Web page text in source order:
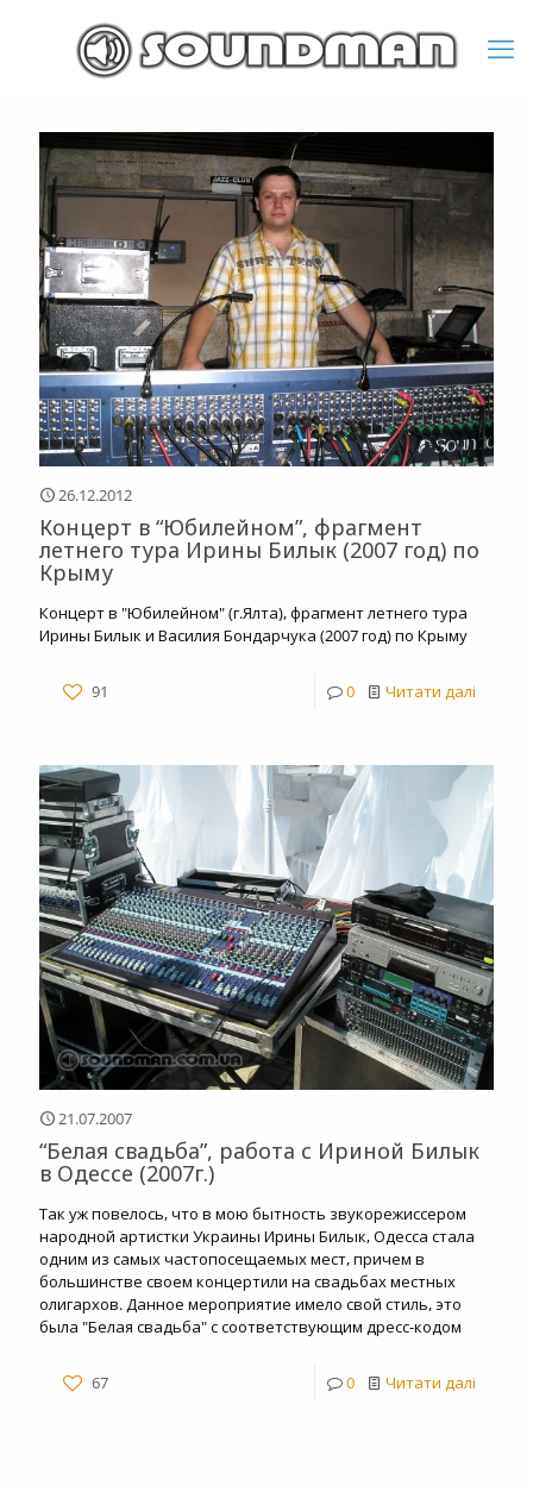
26.12.2012
Концерт в “Юбилейном”, фрагмент
летнего тура Ирины Билык (2007 год) по
Крыму
Концерт в "Юбилейном" (г.Ялта), фрагмент летнего тура
Ирины Билык и Василия Бондарчука (2007 год) по Крыму
91 0 Читати далі
21.07.2007
“Белая свадьба”, работа с Ириной Билык
в Одессе (2007г.)
Так уж повелось, что в мою бытность звукорежиссером
народной артистки Украины Ирины Билык, Одесса стала
одним из самых частопосещаемых мест, причем в
большинстве своем концертили на свадьбах местных
олигархов. Данное мероприятие имело свой стиль, это
была "Белая свадьба" с соответствующим дресс-кодом
67 0 Читати далі